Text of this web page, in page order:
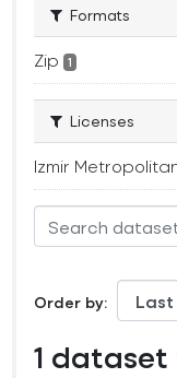
Formats
Zip 1
Licenses
Izmir Metropolitan
Order by
1 dataset